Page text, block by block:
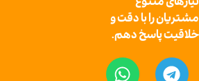
را با دقت و
پاسخ دهم.